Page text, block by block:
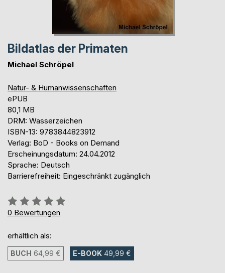
Bildatlas der Primaten
Michael Schröpel
Natur- & Humanwissenschaften
ePUB
80,1 MB
DRM: Wasserzeichen
ISBN-13: 9783844823912
Verlag: BoD - Books on Demand
Erscheinungsdatum: 24.04.2012
Sprache: Deutsch
Barrierefreiheit: Eingeschränkt zugänglich
Bewertung::
0%
0 Bewertungen
erhältlich als:
BUCH 64,99 € E-BOOK 49,99 €